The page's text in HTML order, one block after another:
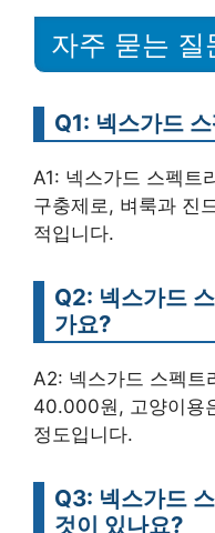
자주 묻는 질
Q1: 넥스가드
A1: 넥스가드 스펙트
구충제로, 벼룩과 진
적입니다.
Q2: 넥스가드
가요?
A2: 넥스가드 스펙트
40.000원, 고양이용
정도입니다.
Q3: 넥스가드
것이 있나요?